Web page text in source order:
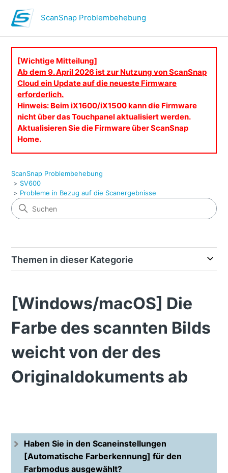
ScanSnap Problembehebung
[Wichtige Mitteilung]
Ab dem 9. April 2026 ist zur Nutzung von ScanSnap
Cloud ein Update auf die neueste Firmware
erforderlich.
Hinweis: Beim iX1600/iX1500 kann die Firmware
nicht über das Touchpanel aktualisiert werden.
Aktualisieren Sie die Firmware über ScanSnap
Home.
ScanSnap Problembehebung
SV600
Probleme in Bezug auf die Scanergebnisse
Themen in dieser Kategorie
[Windows/macOS] Die
Farbe des scannten Bilds
weicht von der des
Originaldokuments ab
Haben Sie in den Scaneinstellungen
[Automatische Farberkennung] für den
Farbmodus ausgewählt?